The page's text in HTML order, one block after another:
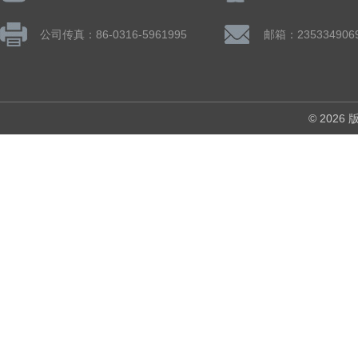
公司传真：86-0316-5961995 邮箱：
© 2026